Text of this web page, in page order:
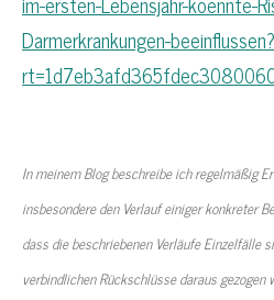
Darmerkrankungen-beeinflussen?
In meinem Blog beschreibe ich regelmäßig
insbesondere den Verlauf einiger konkreter
dass die beschriebenen Verläufe Einzelfälle
verbindlichen Rückschlüsse daraus gezogen